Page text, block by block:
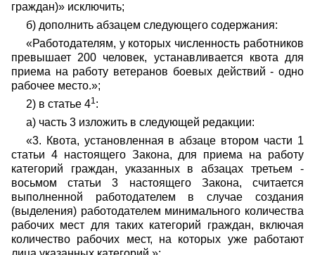
граждан)» исключить;
б) дополнить абзацем следующего содержания:
«Работодателям, у которых численность работников
превышает 200 человек, устанавливается квота для
приема на работу ветеранов боевых действий - одно
рабочее место.»;
2) в статье 41:
а) часть 3 изложить в следующей редакции:
«3. Квота, установленная в абзаце втором части 1
статьи 4 настоящего Закона, для приема на работу
категорий граждан, указанных в абзацах третьем -
восьмом статьи 3 настоящего Закона, считается
выполненной работодателем в случае создания
(выделения) работодателем минимального количества
рабочих мест для таких категорий граждан, включая
количество рабочих мест, на которых уже работают